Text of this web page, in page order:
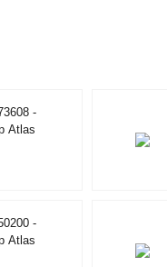
-
Atlas
-
Atlas